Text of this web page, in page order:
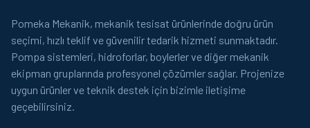
Pomeka Mekanik, mekanik tesisat ürünlerinde doğru ürün
seçimi, hızlı teklif ve güvenilir tedarik hizmeti sunmaktadır.
Pompa sistemleri, hidroforlar, boylerler ve diğer mekanik
ekipman gruplarında profesyonel çözümler sağlar. Projenize
uygun ürünler ve teknik destek için bizimle iletişime
geçebilirsiniz.